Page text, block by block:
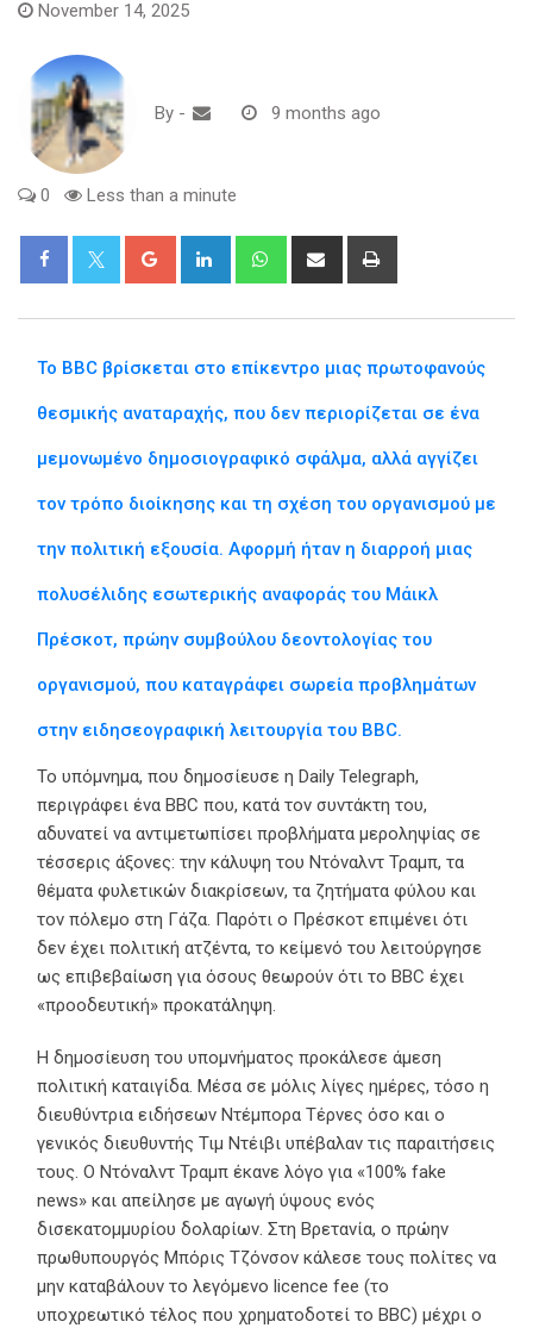
November 14, 2025
By - 9 months ago
0 Less than a minute
Google+ LinkedIn WhatsappShare
Το BBC βρίσκεται στο επίκεντρο μιας πρωτοφανούς
θεσμικής αναταραχής, που δεν περιορίζεται σε ένα
μεμονωμένο δημοσιογραφικό σφάλμα, αλλά αγγίζει
τον τρόπο διοίκησης και τη σχέση του οργανισμού με
την πολιτική εξουσία. Αφορμή ήταν η διαρροή μιας
πολυσέλιδης εσωτερικής αναφοράς του Μάικλ
Πρέσκοτ, πρώην συμβούλου δεοντολογίας του
οργανισμού, που καταγράφει σωρεία προβλημάτων
στην ειδησεογραφική λειτουργία του BBC.
Το υπόμνημα, που δημοσίευσε η Daily Telegraph,
περιγράφει ένα BBC που, κατά τον συντάκτη του,
αδυνατεί να αντιμετωπίσει προβλήματα μεροληψίας σε
τέσσερις άξονες: την κάλυψη του Ντόναλντ Τραμπ, τα
θέματα φυλετικών διακρίσεων, τα ζητήματα φύλου και
τον πόλεμο στη Γάζα. Παρότι ο Πρέσκοτ επιμένει ότι
δεν έχει πολιτική ατζέντα, το κείμενό του λειτούργησε
ως επιβεβαίωση για όσους θεωρούν ότι το BBC έχει
«προοδευτική» προκατάληψη.
Η δημοσίευση του υπομνήματος προκάλεσε άμεση
πολιτική καταιγίδα. Μέσα σε μόλις λίγες ημέρες, τόσο η
διευθύντρια ειδήσεων Ντέμπορα Τέρνες όσο και ο
γενικός διευθυντής Τιμ Ντέιβι υπέβαλαν τις παραιτήσεις
τους. Ο Ντόναλντ Τραμπ έκανε λόγο για «100% fake
news» και απείλησε με αγωγή ύψους ενός
δισεκατομμυρίου δολαρίων. Στη Βρετανία, ο πρώην
πρωθυπουργός Μπόρις Τζόνσον κάλεσε τους πολίτες να
μην καταβάλουν το λεγόμενο licence fee (το
υποχρεωτικό τέλος που χρηματοδοτεί το BBC) μέχρι ο